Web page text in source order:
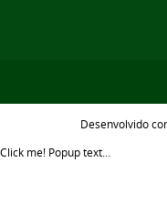
Desenvolvido
Click me! Popup text...